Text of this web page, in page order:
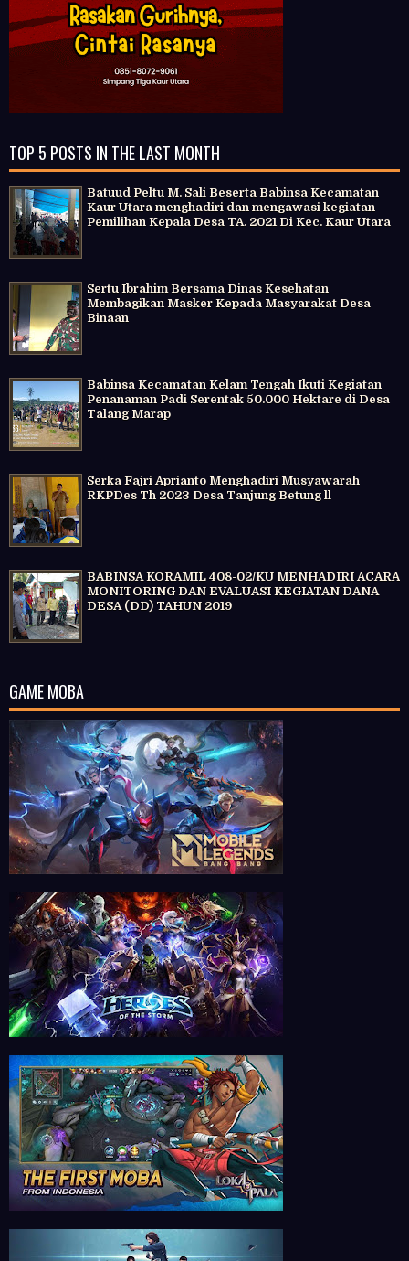
TOP 5 POSTS IN THE LAST MONTH
Batuud Peltu M. Sali Beserta Babinsa Kecamatan
Kaur Utara menghadiri dan mengawasi kegiatan
Pemilihan Kepala Desa TA. 2021 Di Kec. Kaur Utara
Sertu Ibrahim Bersama Dinas Kesehatan
Membagikan Masker Kepada Masyarakat Desa
Binaan
Babinsa Kecamatan Kelam Tengah Ikuti Kegiatan
Penanaman Padi Serentak 50.000 Hektare di Desa
Talang Marap
Serka Fajri Aprianto Menghadiri Musyawarah
RKPDes Th 2023 Desa Tanjung Betung ll
BABINSA KORAMIL 408-02/KU MENHADIRI ACARA
MONITORING DAN EVALUASI KEGIATAN DANA
DESA (DD) TAHUN 2019
GAME MOBA